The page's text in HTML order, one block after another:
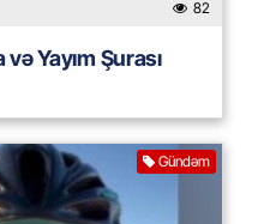
82
Yayım Şurası
Gündəm